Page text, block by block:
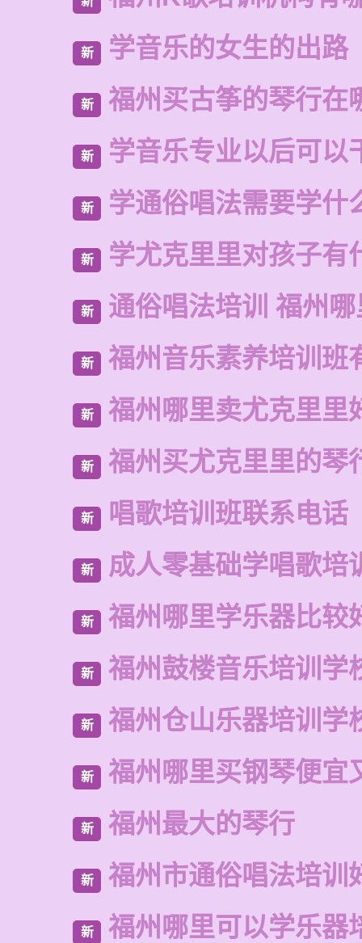
新 学音乐的女生的出路
新 福州买古筝的琴行在
新 学音乐专业以后可以
新 学通俗唱法需要学什
新 学尤克里里对孩子有
新 通俗唱法培训 福州
新 福州音乐素养培训班
新 福州哪里卖尤克里里
新 福州买尤克里里的琴
新 唱歌培训班联系电话
新 成人零基础学唱歌培
新 福州哪里学乐器比较
新 福州鼓楼音乐培训学
新 福州仓山乐器培训学
新 福州哪里买钢琴便宜
新 福州最大的琴行
新 福州市通俗唱法培训
新 福州哪里可以学乐器